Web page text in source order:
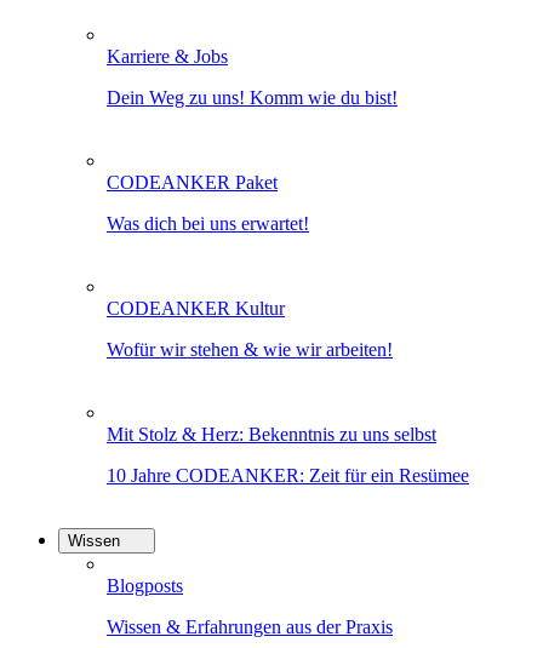
Karriere & Jobs
Dein Weg zu uns! Komm wie du bist!
CODEANKER Paket
Was dich bei uns erwartet!
CODEANKER Kultur
Wofür wir stehen & wie wir arbeiten!
Mit Stolz & Herz: Bekenntnis zu uns selbst
10 Jahre CODEANKER: Zeit für ein Resümee
Wissen
Blogposts
Wissen & Erfahrungen aus der Praxis